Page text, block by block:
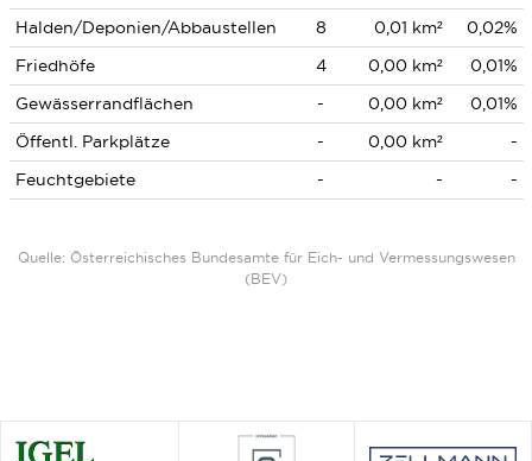
Halden/Deponien/Abbaustellen
8 0,01 km²
0,02%
Friedhöfe
4 0,00 km²
0,01%
Gewässerrandflächen
- 0,00 km²
0,01%
Öffentl. Parkplätze
- 0,00 km²
-
Feuchtgebiete
- - -
Quelle: Österreichisches Bundesamte für Eich- und Vermessungswesen
(BEV)